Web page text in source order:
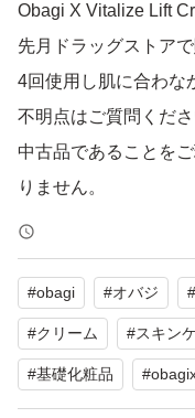
Obagi X Vitalize Lift
先月ドラッグストア
4回使用し肌に合わな
不明点はご質問くださ
中古品であることを
りません。
#obagi #オバジ #
#クリーム #スキン
#基礎化粧品 #